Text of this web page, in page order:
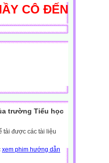
CÔ ĐẾN VỚI
trường Tiểu học
tải được các tài liệu
xem phim hướng dẫn